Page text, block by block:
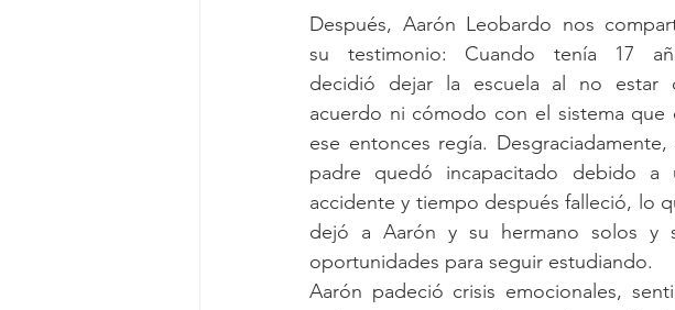
Después, Aarón Leobardo nos
su testimonio: Cuando tenía 17
decidió dejar la escuela al no estar
acuerdo ni cómodo con el sistema que
ese entonces regía. Desgraciadamente,
padre quedó incapacitado debido a
accidente y tiempo después falleció, lo
dejó a Aarón y su hermano solos y
oportunidades para seguir estudiando.
Aarón padeció crisis emocionales,